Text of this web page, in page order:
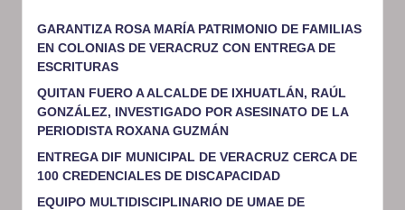
GARANTIZA ROSA MARÍA PATRIMONIO DE FAMILIAS
EN COLONIAS DE VERACRUZ CON ENTREGA DE
ESCRITURAS
QUITAN FUERO A ALCALDE DE IXHUATLÁN, RAÚL
GONZÁLEZ, INVESTIGADO POR ASESINATO DE LA
PERIODISTA ROXANA GUZMÁN
ENTREGA DIF MUNICIPAL DE VERACRUZ CERCA DE
100 CREDENCIALES DE DISCAPACIDAD
EQUIPO MULTIDISCIPLINARIO DE UMAE DE